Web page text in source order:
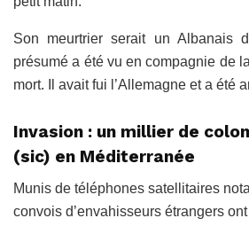
Son meurtrier serait un Albanais
présumé a été vu en compagnie de
mort. Il avait fui l’Allemagne et a été
Invasion : un millier de
(sic) en Méditerranée
Munis de téléphones satellitaires
convois d’envahisseurs étrangers